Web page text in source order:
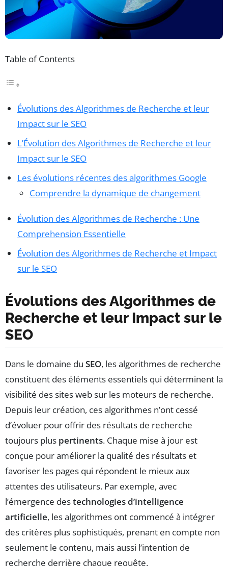
Table of Contents
Évolutions des Algorithmes de Recherche et leur
Impact sur le SEO
L’Évolution des Algorithmes de Recherche et leur
Impact sur le SEO
Les évolutions récentes des algorithmes Google
Comprendre la dynamique de changement
Évolution des Algorithmes de Recherche : Une
Comprehension Essentielle
Évolution des Algorithmes de Recherche et Impact
sur le SEO
Évolutions des Algorithmes de
Recherche et leur Impact sur le
SEO
Dans le domaine du SEO, les algorithmes de recherche
constituent des éléments essentiels qui déterminent la
visibilité des sites web sur les moteurs de recherche.
Depuis leur création, ces algorithmes n’ont cessé
d’évoluer pour offrir des résultats de recherche
toujours plus pertinents. Chaque mise à jour est
conçue pour améliorer la qualité des résultats et
favoriser les pages qui répondent le mieux aux
attentes des utilisateurs. Par exemple, avec
l’émergence destechnologies d’intelligence
artificielle, les algorithmes ont commencé à intégrer
des critères plus sophistiqués, prenant en compte non
seulement le contenu, mais aussi l’intention de
recherche derrière chaque requête.